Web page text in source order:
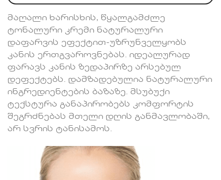
მაღალი ხარისხის, წყალგამძლე
ტონალური კრემი ნატურალური
დაფარვის ეფექტით-უზრუნველყობს
კანის ერთგვაროვნებას. იდეალურად
ფარავს კანის ზედაპირზე არსებულ
დეფექტებს. დამზადებულია ნატურალური
ინგრედიენტების ბაზაზე. მსუბუქი
ტექსტურა განაპირობებს კომფორტის
შეგრძნებას მთელი დღის განმავლობაში,
არ სვრის ტანისამოს.